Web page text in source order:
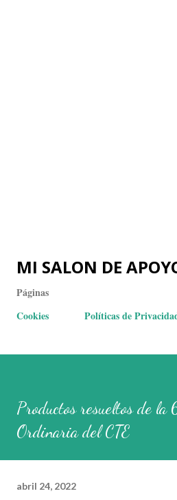
MI SALON DE
Páginas
Cookies
Políticas de
Productos resueltos de la
Ordinaria del CTE
abril 24, 2022